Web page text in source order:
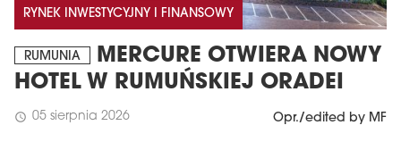
RYNEK INWESTYCYJNY I FINANSOWY
RUMUNIA
MERCURE OTWIERA NOWY
HOTEL W RUMUŃSKIEJ ORADEI
schedule 05 sierpnia 2026 Opr./edited by MF